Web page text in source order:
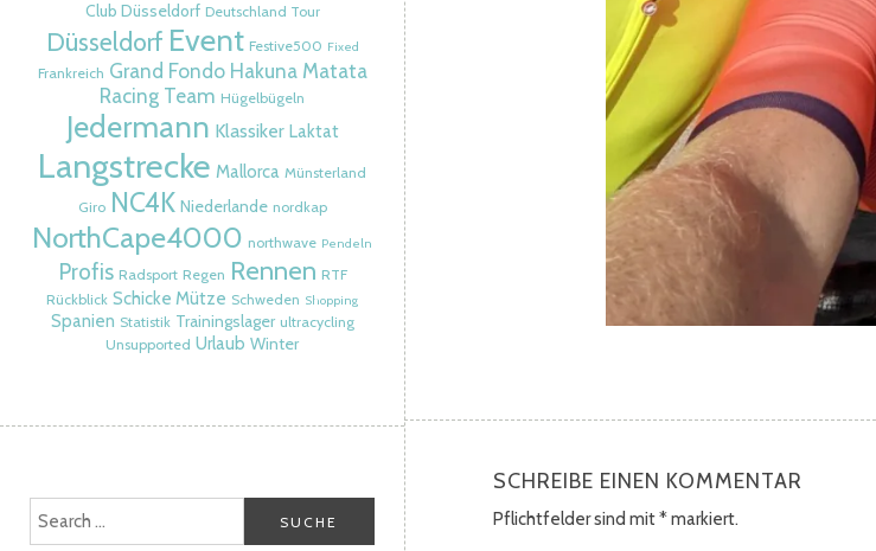
Club Düsseldorf Deutschland Tour
Düsseldorf Event Festive500 Fixed
Frankreich Grand Fondo Hakuna Matata
Racing Team Hügelbügeln
Jedermann Klassiker Laktat
Langstrecke Mallorca Münsterland
Giro NC4K Niederlande nordkap
NorthCape4000 northwave Pendeln
Profis Radsport Regen Rennen RTF
Rückblick Schicke Mütze Schweden Shopping
Spanien Statistik Trainingslager ultracycling
Unsupported Urlaub Winter
SCHREIBE EINEN KOMMENTAR
Pflichtfelder sind mit*markiert.